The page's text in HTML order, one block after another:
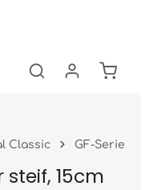
Classic GF-Serie
15cm